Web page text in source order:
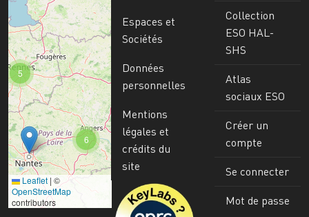
6
5
Leaflet | ©
OpenStreetMap
contributors
Espaces et
Sociétés
Données
personnelles
Mentions
légales et
crédits du
site
Image
Collection
ESO HAL-
SHS
Atlas
sociaux ESO
Créer un
compte
Se connecter
Mot de passe